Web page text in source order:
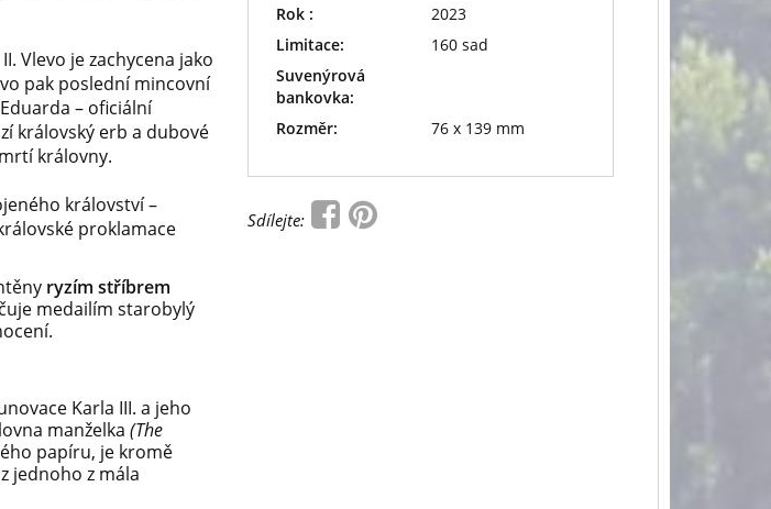
Vlevo je zachycena jako
pak poslední mincovní
– oficiální
královský erb a dubové
královny.
království –
proklamace
ryzím stříbrem
medailím starobylý
Karla III. a jeho
manželka (The
papíru, je kromě
jednoho z mála
Rok :
2023
Limitace:
160 sad
Suvenýrová
bankovka:
Rozměr:
76 x 139 mm
Sdílejte: